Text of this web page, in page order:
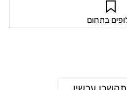
בתחום